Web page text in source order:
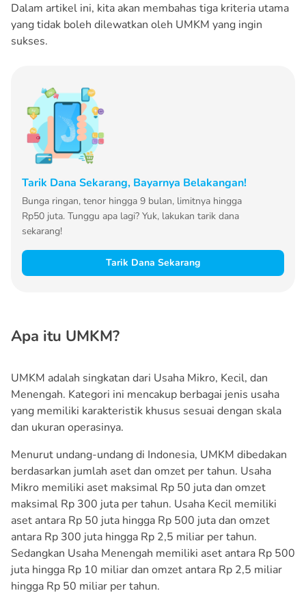
Dalam artikel ini, kita akan membahas tiga kriteria utama
yang tidak boleh dilewatkan oleh UMKM yang ingin
sukses.
Tarik Dana Sekarang, Bayarnya Belakangan!
Bunga ringan, tenor hingga 9 bulan, limitnya hingga
Rp50 juta. Tunggu apa lagi? Yuk, lakukan tarik dana
sekarang!
Tarik Dana Sekarang
Apa itu UMKM?
UMKM adalah singkatan dari Usaha Mikro, Kecil, dan
Menengah. Kategori ini mencakup berbagai jenis usaha
yang memiliki karakteristik khusus sesuai dengan skala
dan ukuran operasinya.
Menurut undang-undang di Indonesia, UMKM dibedakan
berdasarkan jumlah aset dan omzet per tahun. Usaha
Mikro memiliki aset maksimal Rp 50 juta dan omzet
maksimal Rp 300 juta per tahun. Usaha Kecil memiliki
aset antara Rp 50 juta hingga Rp 500 juta dan omzet
antara Rp 300 juta hingga Rp 2,5 miliar per tahun.
Sedangkan Usaha Menengah memiliki aset antara Rp 500
juta hingga Rp 10 miliar dan omzet antara Rp 2,5 miliar
hingga Rp 50 miliar per tahun.